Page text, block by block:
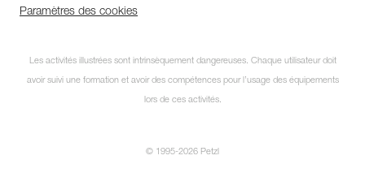
Paramètres des cookies
Les activités illustrées sont intrinsèquement dangereuses. Chaque utilisateur doit
avoir suivi une formation et avoir des compétences pour l’usage des équipements
lors de ces activités.
© 1995-2026 Petzl